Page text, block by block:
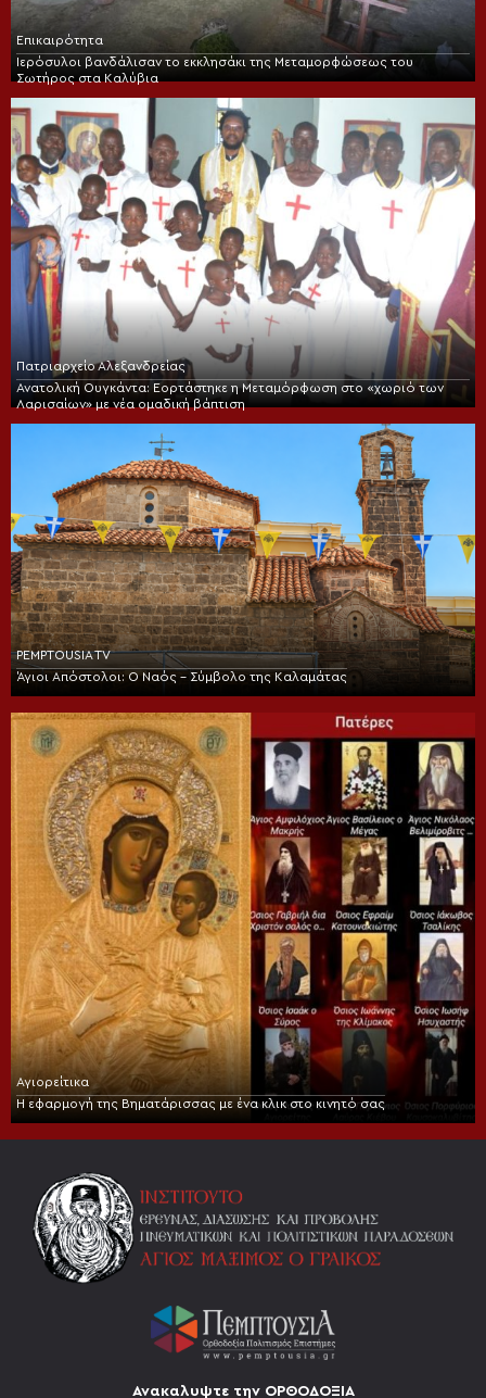
Επικαιρότητα
Ιερόσυλοι βανδάλισαν το εκκλησάκι της Μεταμορφώσεως του
Σωτήρος στα Καλύβια
Πατριαρχείο Αλεξανδρείας
Ανατολική Ουγκάντα: Εορτάστηκε η Μεταμόρφωση στο «χωριό των
Λαρισαίων» με νέα ομαδική βάπτιση
PEMPTOUSIA TV
Άγιοι Απόστολοι: Ο Ναός – Σύμβολο της Καλαμάτας
Αγιορείτικα
Η εφαρμογή της Βηματάρισσας με ένα κλικ στο κινητό σας
Ανακαλυψτε την ΟΡΘΟΔΟΞΙΑ